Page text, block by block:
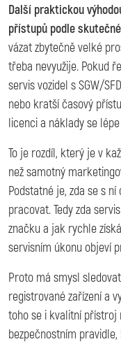
Další praktickou
přístupů podle
vázat zbytečně velké
třeba nevyužije. Pokud
servis vozidel s SGW/
nebo kratší časový
licenci a náklady se
To je rozdíl, který je v
než samotný
Podstatné je, zda se s
pracovat. Tedy zda
značku a jak rychle
servisním úkonu objeví
Proto má smysl
registrované zařízení a
toho se i kvalitní přístroj
bezpečnostním